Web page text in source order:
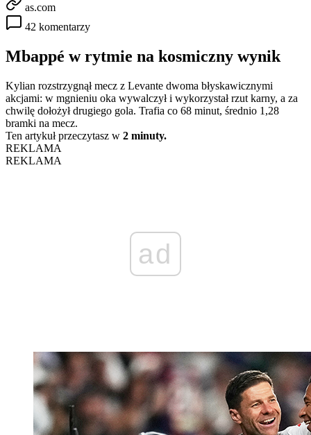
as.com
42 komentarzy
Mbappé w rytmie na kosmiczny wynik
Kylian rozstrzygnął mecz z Levante dwoma błyskawicznymi
akcjami: w mgnieniu oka wywalczył i wykorzystał rzut karny, a za
chwilę dołożył drugiego gola. Trafia co 68 minut, średnio 1,28
bramki na mecz.
Ten artykuł przeczytasz w 2 minuty.
REKLAMA
REKLAMA
ad